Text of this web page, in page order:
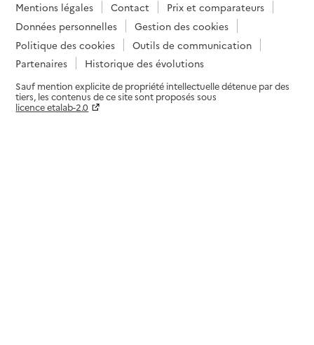
Mentions légales
Contact
Prix et comparateurs
Données personnelles
Gestion des cookies
Politique des cookies
Outils de communication
Partenaires
Historique des évolutions
Sauf mention explicite de propriété intellectuelle détenue par des
tiers, les contenus de ce site sont proposés sous
licence etalab-2.0